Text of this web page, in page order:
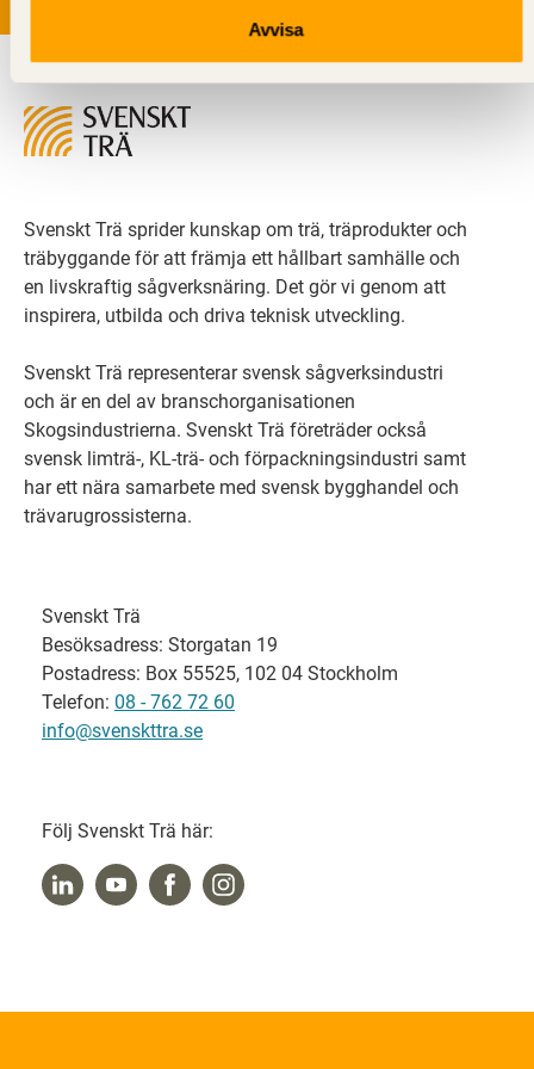
Avvisa
Svenskt Trä sprider kunskap om trä, träprodukter och
träbyggande för att främja ett hållbart samhälle och
en livskraftig sågverksnäring. Det gör vi genom att
inspirera, utbilda och driva teknisk utveckling.
Svenskt Trä representerar svensk sågverksindustri
och är en del av branschorganisationen
Skogsindustrierna. Svenskt Trä företräder också
svensk limträ-, KL-trä- och förpackningsindustri samt
har ett nära samarbete med svensk bygghandel och
trävarugrossisterna.
Svenskt Trä
Besöksadress: Storgatan 19
Postadress: Box 55525, 102 04 Stockholm
Telefon: 08 - 762 72 60
info@svenskttra.se
Följ Svenskt Trä här: